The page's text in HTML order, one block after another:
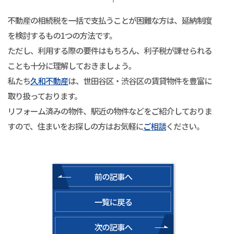
不動産の相続税を一括で支払うことが困難な方は、延納制度
を検討するもの1つの方法です。
ただし、利用する際の要件はもちろん、利子税が課せられる
ことも十分に理解しておきましょう。
私たち久和不動産は、世田谷区・渋谷区の賃貸物件を豊富に
取り扱っております。
リフォーム済みの物件、駅近の物件などをご紹介しておりま
すので、住まいをお探しの方はお気軽にご相談ください。
前の記事へ
一覧に戻る
次の記事へ